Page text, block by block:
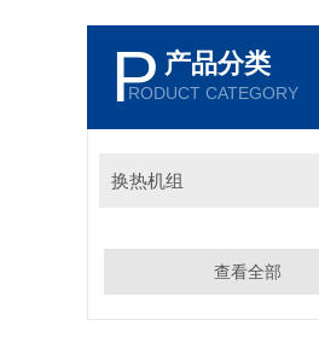
P 产品分类
RODUCT CATEGORY
换热机组
查看全部